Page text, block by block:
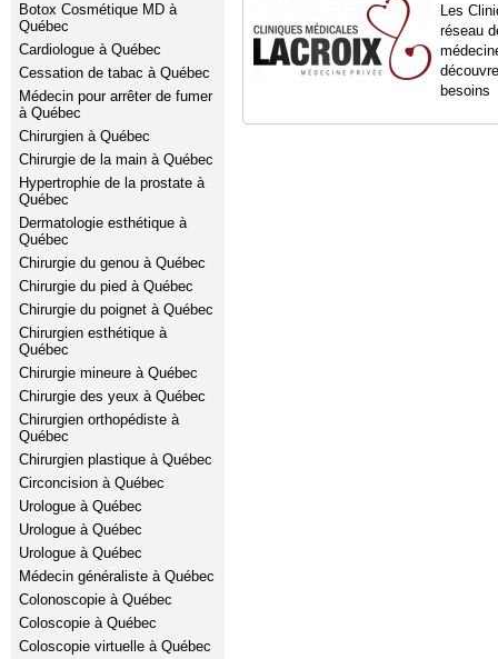
Botox Cosmétique MD à
Québec
Cardiologue à Québec
Cessation de tabac à Québec
Médecin pour arrêter de fumer
à Québec
Chirurgien à Québec
Chirurgie de la main à Québec
Hypertrophie de la prostate à
Québec
Dermatologie esthétique à
Québec
Chirurgie du genou à Québec
Chirurgie du pied à Québec
Chirurgie du poignet à Québec
Chirurgien esthétique à
Québec
Chirurgie mineure à Québec
Chirurgie des yeux à Québec
Chirurgien orthopédiste à
Québec
Chirurgien plastique à Québec
Circoncision à Québec
Urologue à Québec
Urologue à Québec
Urologue à Québec
Médecin généraliste à Québec
Colonoscopie à Québec
Coloscopie à Québec
Coloscopie virtuelle à Québec
Les
réseau
besoins